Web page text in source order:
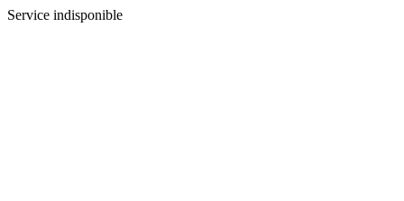
Service indisponible